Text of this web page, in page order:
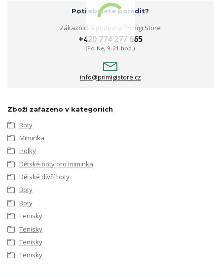
Potřebujete poradit?
Zákaznická podpora Primigi Store
+420 774 277 665
(Po-Ne, 9-21 hod.)
info@primigistore.cz
Zboží zařazeno v kategoriích
Boty
Miminka
Holky
Dětské boty pro miminka
Dětské dívčí boty
Boty
Boty
Tenisky
Tenisky
Tenisky
Tenisky